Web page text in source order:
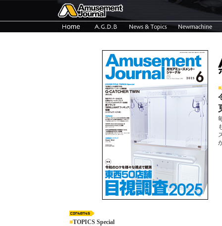
■
■TOPICS Special